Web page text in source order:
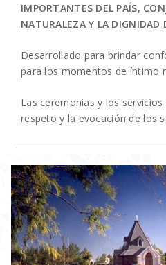
IMPORTANTES DEL PAÍS,
NATURALEZA Y LA DIGNIDAD
Desarrollado para brindar
para los momentos de íntimo
Las ceremonias y los
respeto y la evocación de los